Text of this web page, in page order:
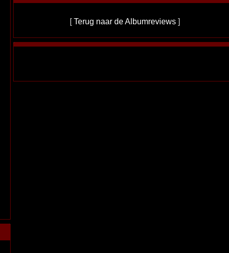
[Terug naar de Albumreviews ]